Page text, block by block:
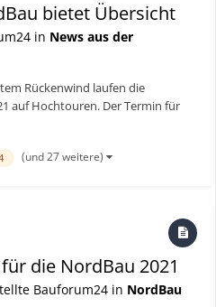
bietet Übersicht
in News aus der
Rückenwind laufen die
auf Hochtouren. Der Termin für
2021. Mit fortschreitend guter
sich Bauwirtschaft un...
(und 27 weitere)
die NordBau 2021
Bauforum24 in NordBau